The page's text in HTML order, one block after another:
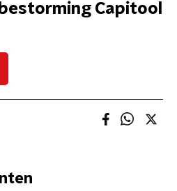
Capitool